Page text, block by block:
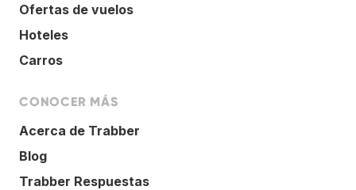
Ofertas de vuelos
Hoteles
Carros
CONOCER MÁS
Acerca de Trabber
Blog
Trabber Respuestas